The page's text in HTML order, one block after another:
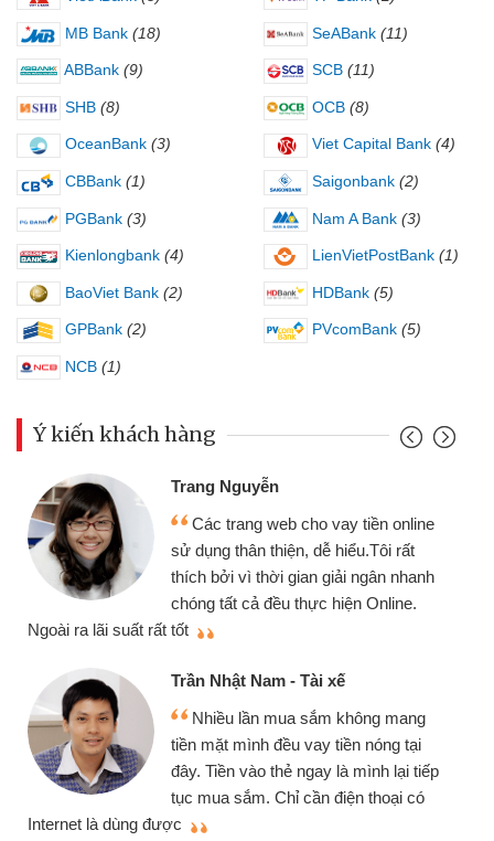
MB Bank (18) SeABank (11)
ABBank (9) SCB (11)
SHB (8) OCB (8)
OceanBank (3) Viet Capital Bank (4)
CBBank (1) Saigonbank (2)
PGBank (3) Nam A Bank (3)
Kienlongbank (4) LienVietPostBank (1)
BaoViet Bank (2) HDBank (5)
GPBank (2) PVcomBank (5)
NCB (1)
Ý kiến khách hàng
Trang Nguyễn
Các trang web cho vay tiền online
sử dụng thân thiện, dễ hiểu.Tôi rất
thích bởi vì thời gian giải ngân nhanh
chóng tất cả đều thực hiện Online.
Ngoài ra lãi suất rất tốt
Trần Nhật Nam - Tài xế
Nhiều lần mua sắm không mang
tiền mặt mình đều vay tiền nóng tại
đây. Tiền vào thẻ ngay là mình lại tiếp
tục mua sắm. Chỉ cần điện thoại có
Internet là dùng được